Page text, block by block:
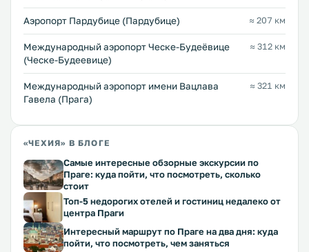
Аэропорт Пардубице (Пардубице) ≈ 207 км
Международный аэропорт Ческе-Будеёвице
(Ческе-Будеевице)
≈ 312 км
Международный аэропорт имени Вацлава
Гавела (Прага)
≈ 321 км
«ЧЕХИЯ» В БЛОГЕ
Самые интересные обзорные экскурсии по
Праге: куда пойти, что посмотреть, сколько
стоит
Топ-5 недорогих отелей и гостиниц недалеко от
центра Праги
Интересный маршрут по Праге на два дня: куда
пойти, что посмотреть, чем заняться